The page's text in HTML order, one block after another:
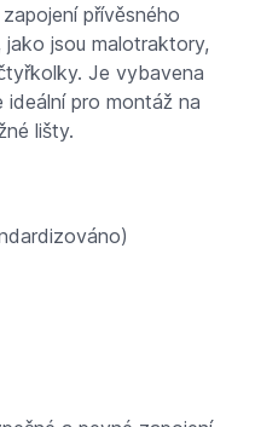
přívěsného
jsou malotraktory,
Je vybavena
ideální pro montáž na
lišty.